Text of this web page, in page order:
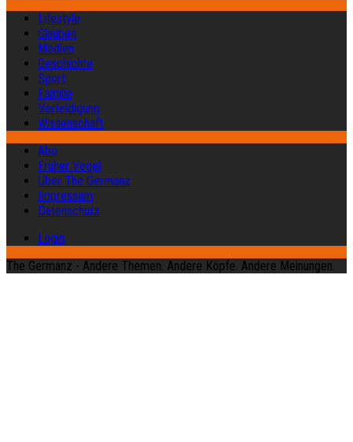
Lifestyle
Glauben
Medien
Geschichte
Sport
Familie
Verteidigung
Wissenschaft
Abo
Früher Vogel
Über The Germanz
Impressum
Datenschutz
Login
The Germanz - Andere Themen. Andere Köpfe. Andere Meinungen.